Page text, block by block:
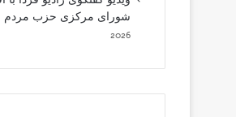
شورای مرکزی حزب مردم
2026